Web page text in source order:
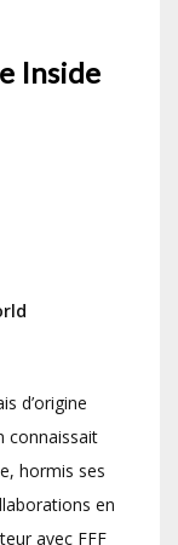
Inside
d’origine
connaissait
hormis ses
en
avec FFF